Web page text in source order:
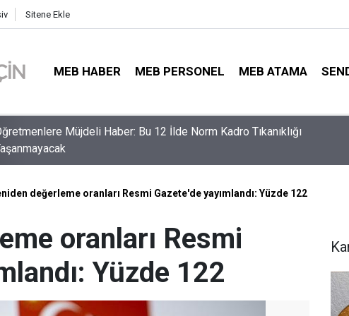
Sitene Ekle
MEB HABER MEB PERSONEL MEB ATAMA
İçin Son Saatler! MEB E-Sınav Görev Başvurularında Süre
değerleme oranları Resmi Gazete'de yayımlandı: Yüzde 122
oranları Resmi
Yüzde 122